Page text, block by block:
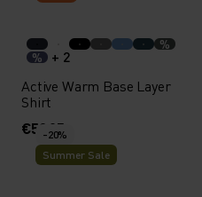
%
%
+ 2
Active Warm Base Layer
Shirt
€59,95
-20%
Summer Sale